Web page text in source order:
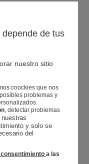
de tus
nuestro sitio
coockies que nos
problemas y
, detectar problemas
y solo se
del
a las